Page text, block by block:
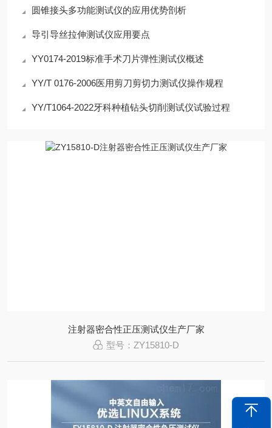
圆锥接头多功能测试仪的应用优势剖析
导引导丝拉伸测试仪应用要点
YY0174-2019标准手术刀片弹性测试仪概述
YY/T 0176-2006医用剪刀剪切力测试仪操作规程
YY/T1064-2022牙科种植钻头切削测试仪试验过程
注射器密合性正压测试仪生产厂家
型号：ZY15810-D